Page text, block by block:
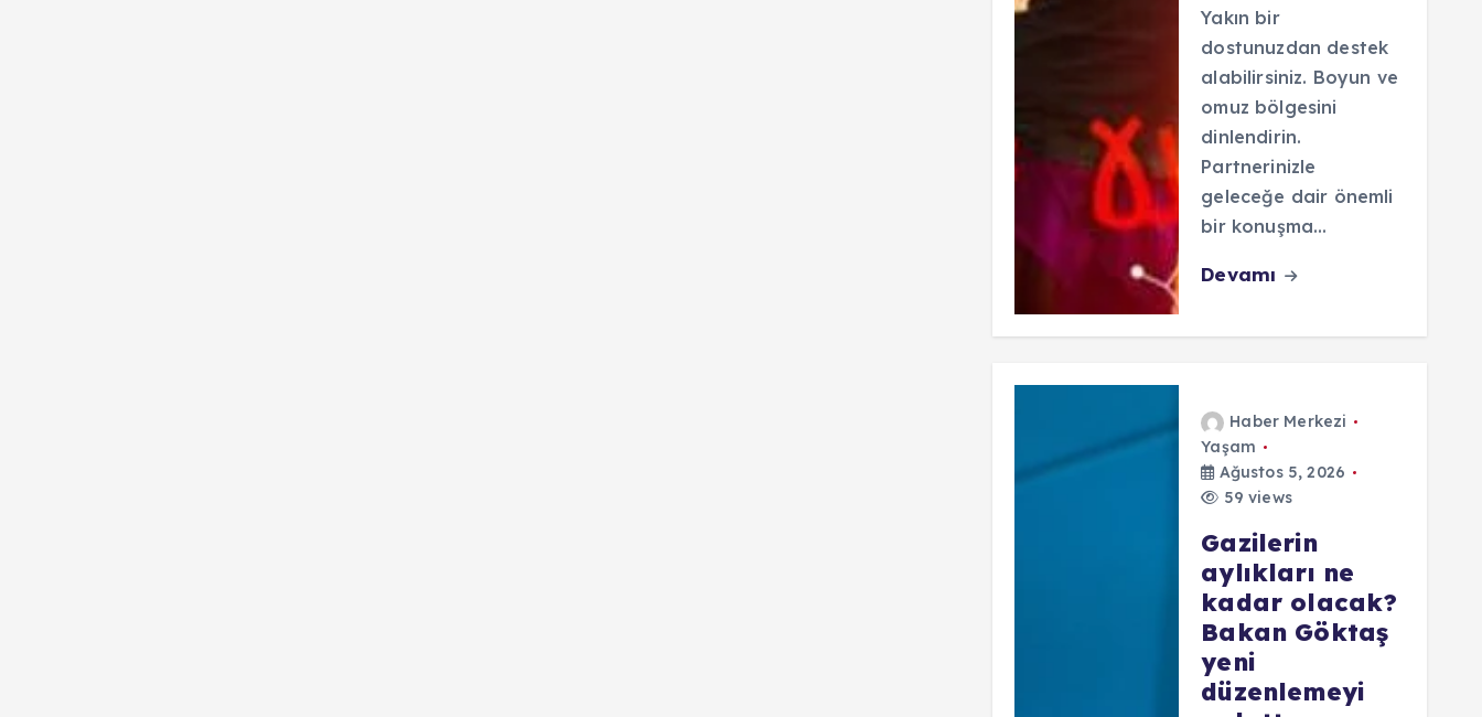
Yakın bir
dostunuzdan destek
alabilirsiniz. Boyun ve
omuz bölgesini
dinlendirin.
Partnerinizle
geleceğe dair önemli
bir konuşma…
Devamı
Haber Merkezi
Yaşam
Ağustos 5, 2026
59 views
Gazilerin
aylıkları ne
kadar olacak?
Bakan Göktaş
yeni
düzenlemeyi